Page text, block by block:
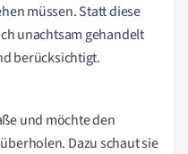
müssen. Statt diese
unachtsam gehandelt
berücksichtigt.
und möchte den
Dazu schaut sie